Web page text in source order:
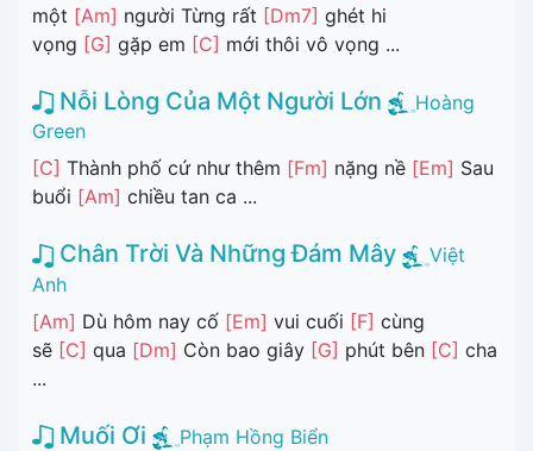
một [Am] người Từng rất [Dm7] ghét hi
vọng [G] gặp em [C] mới thôi vô vọng ...
Nỗi Lòng Của Một Người Lớn
Hoàng
Green
[C] Thành phố cứ như thêm [Fm] nặng nề [Em] Sau
buổi [Am] chiều tan ca ...
Chân Trời Và Những Đám Mây
Việt
Anh
[Am] Dù hôm nay cố [Em] vui cuối [F] cùng
sẽ [C] qua [Dm] Còn bao giây [G] phút bên [C] cha
...
Muối Ơi
Phạm Hồng Biển